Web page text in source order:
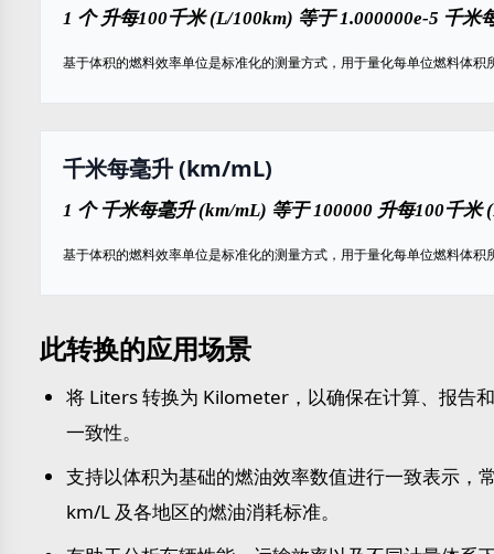
1 个 升每100千米 (L/100km) 等于 1.000000e-5 千米
基于体积的燃料效率单位是标准化的测量方式，用于量化每单位燃料体积
千米每毫升 (km/mL)
1 个 千米每毫升 (km/mL) 等于 100000 升每100千米
基于体积的燃料效率单位是标准化的测量方式，用于量化每单位燃料体积
此转换的应用场景
将 Liters 转换为 Kilometer，以确保在计算、报告
一致性。
支持以体积为基础的燃油效率数值进行一致表示，
km/L 及各地区的燃油消耗标准。